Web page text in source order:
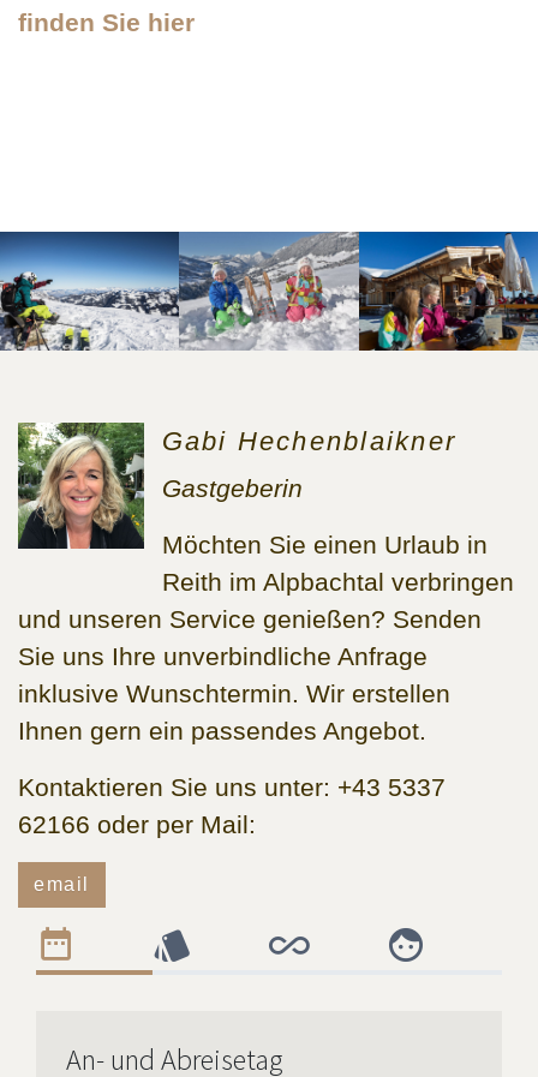
finden Sie hier
Gabi Hechenblaikner
Gastgeberin
Möchten Sie einen Urlaub in
Reith im Alpbachtal verbringen
und unseren Service genießen? Senden
Sie uns Ihre unverbindliche Anfrage
inklusive Wunschtermin. Wir erstellen
Ihnen gern ein passendes Angebot.
Kontaktieren Sie uns unter: +43 5337
62166 oder per Mail:
email
An- und Abreisetag